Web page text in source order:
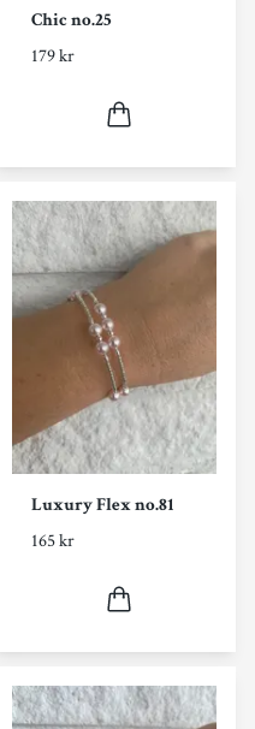
Chic no.25
179 kr
Luxury Flex no.81
165 kr